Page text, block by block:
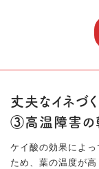
丈夫なイネづ
③高温障害の
ケイ酸の効果によ
ため、葉の温度が